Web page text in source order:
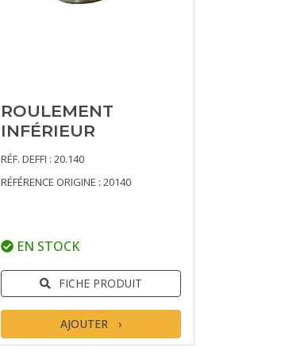
ROULEMENT
INFÉRIEUR
RÉF. DEFFI : 20.140
RÉFÉRENCE ORIGINE : 20140
EN STOCK
FICHE PRODUIT
AJOUTER